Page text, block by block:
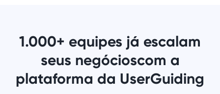
1.000+ equipes já escalam
seus negócioscom a
plataforma da UserGuiding